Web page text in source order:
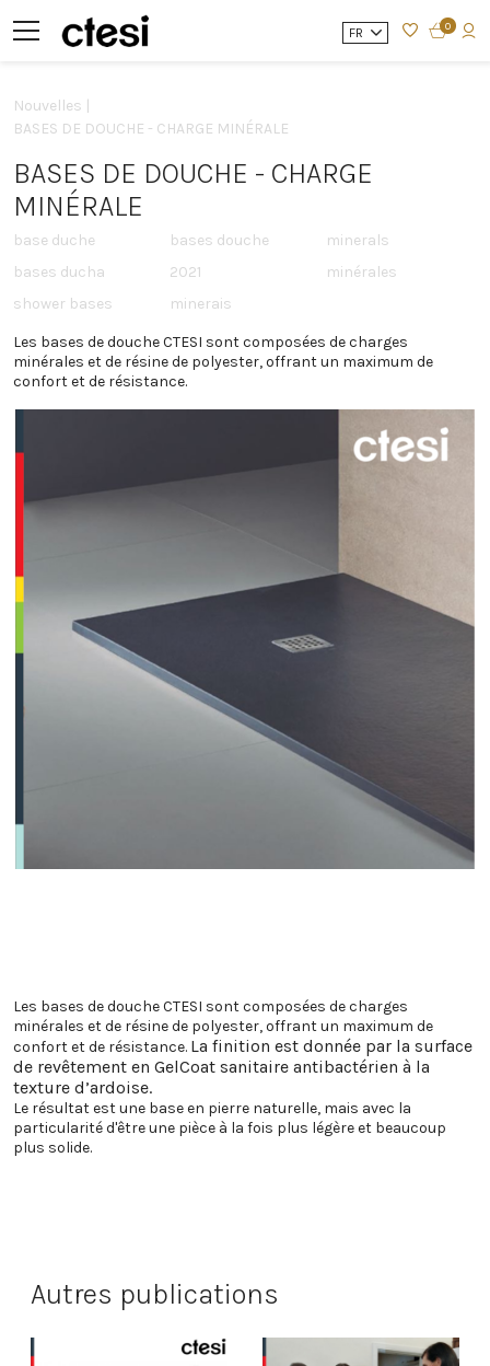
FR 0
Nouvelles |
BASES DE DOUCHE - CHARGE MINÉRALE
BASES DE DOUCHE - CHARGE
MINÉRALE
base duche
bases ducha
shower bases
bases douche
2021
minerais
minerals
minérales
Les bases de douche CTESI sont composées de charges
minérales et de résine de polyester, offrant un maximum de
confort et de résistance.
Les bases de douche CTESI sont composées de charges
minérales et de résine de polyester, offrant un maximum de
confort et de résistance. La finition est donnée par la surface
de revêtement en GelCoat sanitaire antibactérien à la
texture d’ardoise.
Le résultat est une base en pierre naturelle, mais avec la
particularité d'être une pièce à la fois plus légère et beaucoup
plus solide.
Autres publications